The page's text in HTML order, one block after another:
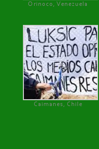
Orinoco, Venezuela
Caimanes, Chile